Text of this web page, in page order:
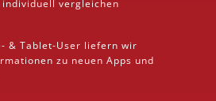
vergleichen
& Tablet-User liefern wir
zu neuen Apps und